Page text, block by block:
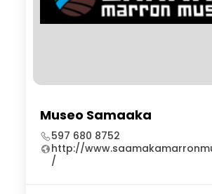
Museo Samaaka
597 680 8752
http://
/